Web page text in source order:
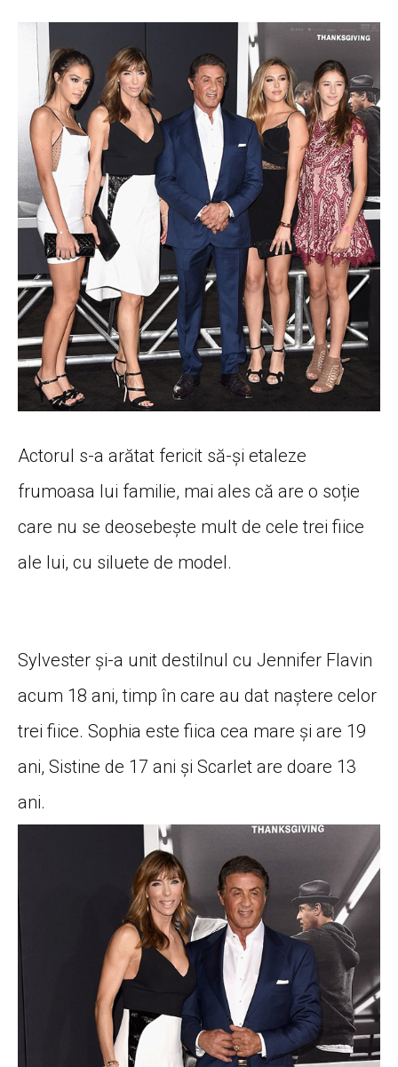
Actorul s-a arătat fericit să-și etaleze
frumoasa lui familie, mai ales că are o soție
care nu se deosebește mult de cele trei fiice
ale lui, cu siluete de model.
Sylvester și-a unit destilnul cu Jennifer Flavin
acum 18 ani, timp în care au dat naștere celor
trei fiice. Sophia este fiica cea mare și are 19
ani, Sistine de 17 ani și Scarlet are doare 13
ani.